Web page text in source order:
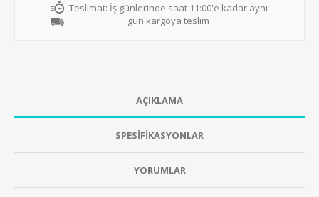
Teslimat: İş günlerinde saat 11:00'e kadar aynı
gün kargoya teslim
AÇIKLAMA
SPESİFİKASYONLAR
YORUMLAR